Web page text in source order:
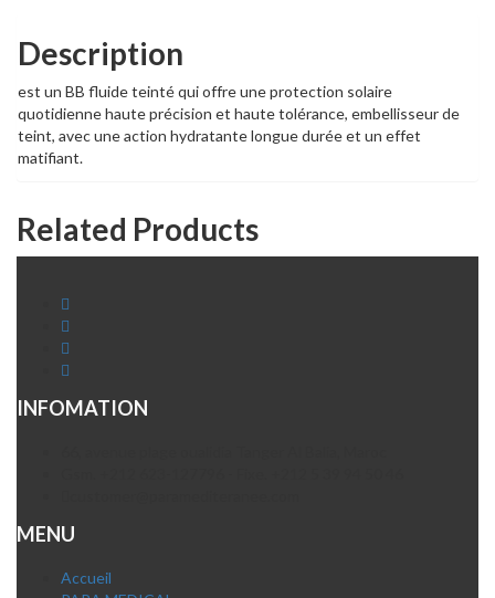
Description
est un BB fluide teinté qui offre une protection solaire
quotidienne haute précision et haute tolérance, embellisseur de
teint, avec une action hydratante longue durée et un effet
matifiant.
Related Products
INFOMATION
MENU
Accueil